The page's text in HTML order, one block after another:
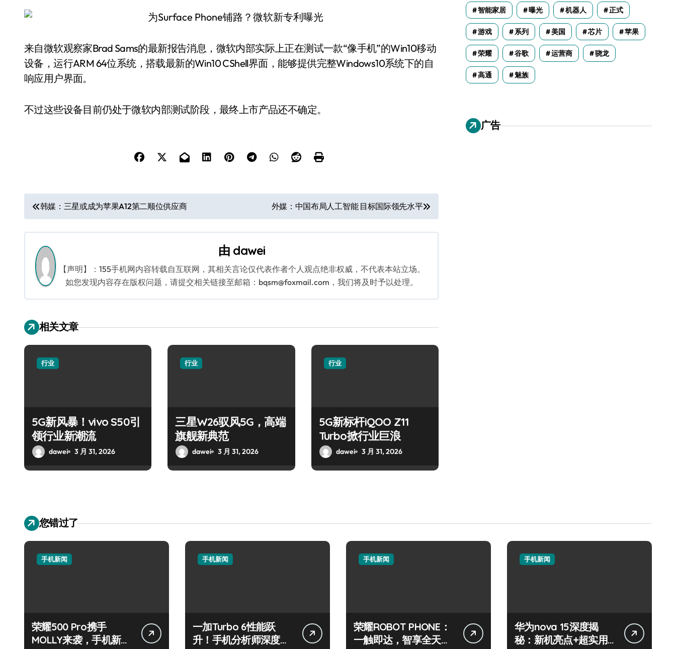
来自微软观察家Brad Sams的最新报告消息，微软内部实际上正在测试一款“像手机”的Win10移动
设备，运行ARM 64位系统，搭载最新的Win10 CShell界面，能够提供完整Windows10系统下的自
响应用户界面。
不过这些设备目前仍处于微软内部测试阶段，最终上市产品还不确定。
文
章
导
航
韩媒：三星或成为苹果A12第二顺位供应商 外媒：中国布局人工智能 目标国际领先水平
由 dawei
【声明】：155手机网内容转载自互联网，其相关言论仅代表作者个人观点绝非权威，不代表本站立场。
如您发现内容存在版权问题，请提交相关链接至邮箱：bqsm@foxmail.com，我们将及时予以处理。
相关文章
行业
5G新风暴！vivo S50引
领行业新潮流
dawei 3 月 31, 2026
行业
三星W26驭风5G，高端
旗舰新典范
dawei 3 月 31, 2026
行业
5G新标杆iQOO Z11
Turbo掀行业巨浪
dawei 3 月 31, 2026
智能家居 曝光 机器人 正式
游戏 系列 美国 芯片 苹果
荣耀 谷歌 运营商 骁龙
高通 魅族
广告
您错过了
手机新闻
荣耀500 Pro携手
MOLLY来袭，手机新科
手机新闻
一加Turbo 6性能跃
升！手机分析师深度揭
手机新闻
荣耀ROBOT PHONE：
一触即达，智享全天候
手机新闻
华为nova 15深度揭
秘：新机亮点+超实用